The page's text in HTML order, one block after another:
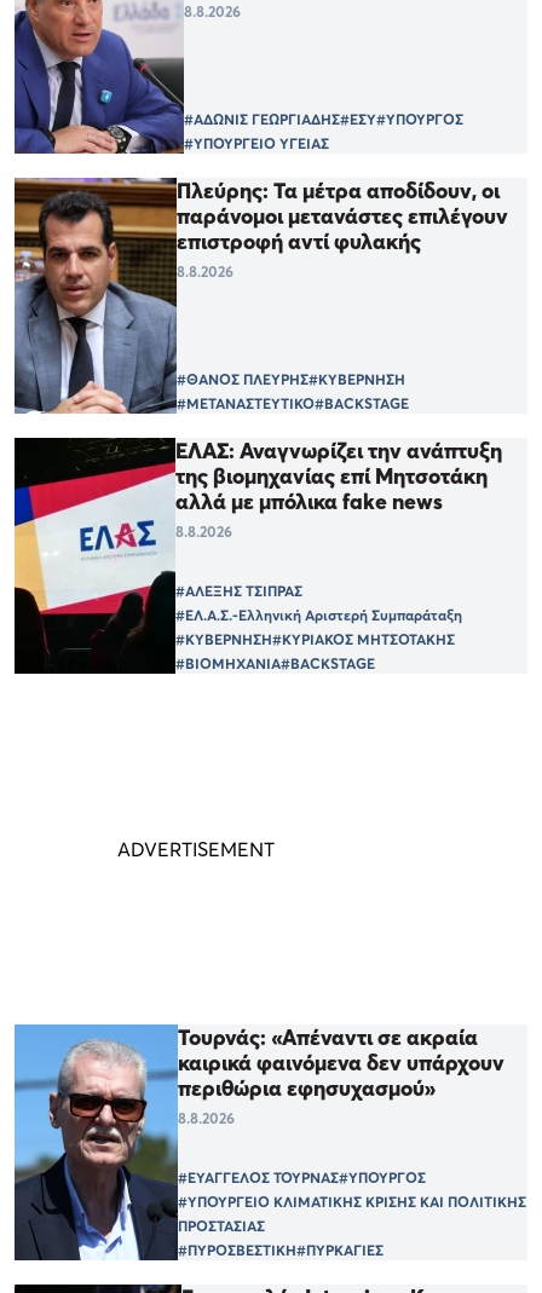
8.8.2026
#ΑΔΩΝΙΣ ΓΕΩΡΓΙΑΔΗΣ#ΕΣΥ#ΥΠΟΥΡΓΟΣ
#ΥΠΟΥΡΓΕΙΟ ΥΓΕΙΑΣ
Πλεύρης: Τα μέτρα αποδίδουν, οι
παράνομοι μετανάστες επιλέγουν
επιστροφή αντί φυλακής
8.8.2026
#ΘΑΝΟΣ ΠΛΕΥΡΗΣ#ΚΥΒΕΡΝΗΣΗ
#ΜΕΤΑΝΑΣΤΕΥΤΙΚΟ#BACKSTAGE
ΕΛΑΣ: Αναγνωρίζει την ανάπτυξη
της βιομηχανίας επί Μητσοτάκη
αλλά με μπόλικα fake news
8.8.2026
#ΑΛΕΞΗΣ ΤΣΙΠΡΑΣ
#ΕΛ.Α.Σ.-Ελληνική Αριστερή Συμπαράταξη
#ΚΥΒΕΡΝΗΣΗ#ΚΥΡΙΑΚΟΣ ΜΗΤΣΟΤΑΚΗΣ
#ΒΙΟΜΗΧΑΝΙΑ#BACKSTAGE
Τουρνάς: «Απέναντι σε ακραία
καιρικά φαινόμενα δεν υπάρχουν
περιθώρια εφησυχασμού»
8.8.2026
#ΕΥΑΓΓΕΛΟΣ ΤΟΥΡΝΑΣ#ΥΠΟΥΡΓΟΣ
#ΥΠΟΥΡΓΕΙΟ ΚΛΙΜΑΤΙΚΗΣ ΚΡΙΣΗΣ ΚΑΙ ΠΟΛΙΤΙΚΗΣ
ΠΡΟΣΤΑΣΙΑΣ
#ΠΥΡΟΣΒΕΣΤΙΚΗ#ΠΥΡΚΑΓΙΕΣ